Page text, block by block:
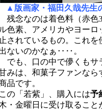
▲版画家・福田久哉先生
残念なのは着色料（赤色
色素、アメリカやヨー
されているもの。これ
ないのかなぁ‥‥。
でも、口の中で儚くもサ
みは、和菓子ファンな
品です。
この「若紫」、購入には予
・金曜日に受け取ること